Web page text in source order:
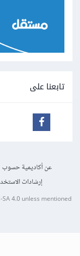
تابعنا على
عن أكاديمية حسوب
إرشادات
SA 4.0unless mentioned